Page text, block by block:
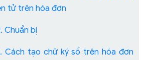
tử trên hóa đơn
Chuẩn bị
Cách tạo chữ ký số trên hóa đơn